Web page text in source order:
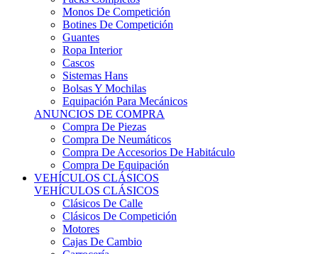
Monos De Competición
Botines De Competición
Guantes
Ropa Interior
Cascos
Sistemas Hans
Bolsas Y Mochilas
Equipación Para Mecánicos
ANUNCIOS DE COMPRA
Compra De Piezas
Compra De Neumáticos
Compra De Accesorios De Habitáculo
Compra De Equipación
VEHÍCULOS CLÁSICOS
VEHÍCULOS CLÁSICOS
Clásicos De Calle
Clásicos De Competición
Motores
Cajas De Cambio